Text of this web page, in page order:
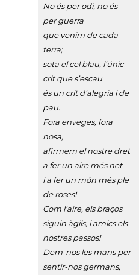
No és per odi, no és
per guerra
que venim de cada
terra;
sota el cel blau, l’únic
crit que s’escau
és un crit d’alegria i de
pau.
Fora enveges, fora
nosa,
afirmem el nostre dret
a fer un aire més net
i a fer un món més ple
de roses!
Com l’aire, els braços
siguin àgils, i amics els
nostres passos!
Dem-nos les mans per
sentir-nos germans,